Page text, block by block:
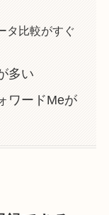
タ比較がすぐ
多い
ワードMeが